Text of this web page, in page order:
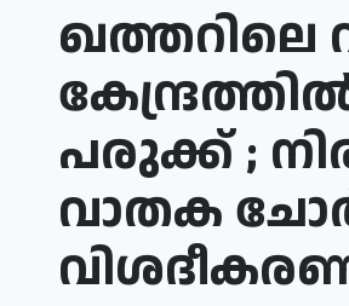
പരുക്ക് ;
വാതക